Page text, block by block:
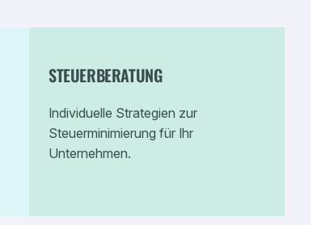
STEUERBERATUNG
Individuelle Strategien zur
Steuerminimierung für Ihr
Unternehmen.